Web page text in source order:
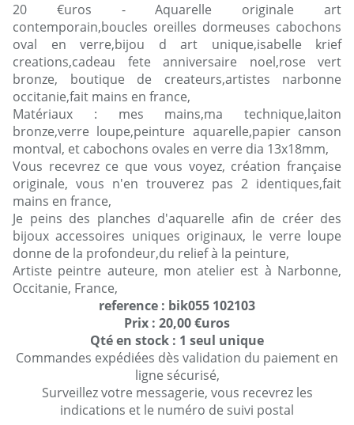
20 €uros - Aquarelle originale art
contemporain,boucles oreilles dormeuses cabochons
oval en verre,bijou d art unique,isabelle krief
creations,cadeau fete anniversaire noel,rose vert
bronze, boutique de createurs,artistes narbonne
occitanie,fait mains en france,
Matériaux : mes mains,ma technique,laiton
bronze,verre loupe,peinture aquarelle,papier canson
montval, et cabochons ovales en verre dia 13x18mm,
Vous recevrez ce que vous voyez, création française
originale, vous n'en trouverez pas 2 identiques,fait
mains en france,
Je peins des planches d'aquarelle afin de créer des
bijoux accessoires uniques originaux, le verre loupe
donne de la profondeur,du relief à la peinture,
Artiste peintre auteure, mon atelier est à Narbonne,
Occitanie, France,
reference : bik055 102103
Prix : 20,00 €uros
Qté en stock : 1 seul unique
Commandes expédiées dès validation du paiement en
ligne sécurisé,
Surveillez votre messagerie, vous recevrez les
indications et le numéro de suivi postal